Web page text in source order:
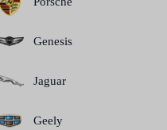
Genesis
Jaguar
Geely